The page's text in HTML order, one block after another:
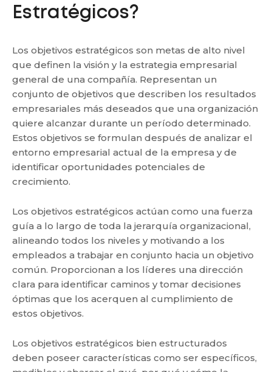
Estratégicos?
Los objetivos estratégicos son metas de alto nivel
que definen la visión y la estrategia empresarial
general de una compañía. Representan un
conjunto de objetivos que describen los resultados
empresariales más deseados que una organización
quiere alcanzar durante un período determinado.
Estos objetivos se formulan después de analizar el
entorno empresarial actual de la empresa y de
identificar oportunidades potenciales de
crecimiento.
Los objetivos estratégicos actúan como una fuerza
guía a lo largo de toda la jerarquía organizacional,
alineando todos los niveles y motivando a los
empleados a trabajar en conjunto hacia un objetivo
común. Proporcionan a los líderes una dirección
clara para identificar caminos y tomar decisiones
óptimas que los acerquen al cumplimiento de
estos objetivos.
Los objetivos estratégicos bien estructurados
deben poseer características como ser específicos,